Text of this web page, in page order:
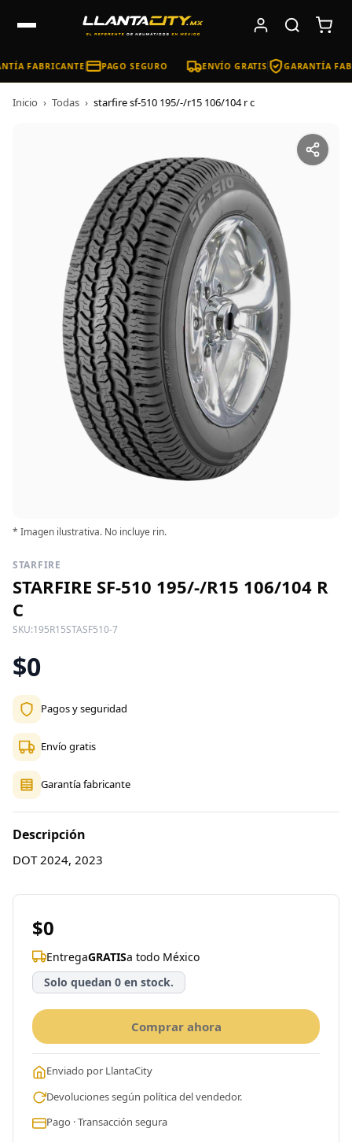
FABRICANTE PAGO SEGURO ENVÍO GRATIS GARANTÍA
Inicio › Todas › starfire sf-510 195/-/r15 106/104 r c
* Imagen ilustrativa. No incluye rin.
STARFIRE
STARFIRE SF-510 195/-/R15 106/104 R
C
SKU:195R15STASF510-7
$0
Pagos y seguridad
Envío gratis
Garantía fabricante
Descripción
DOT 2024, 2023
$0
EntregaGRATISa todo México
Solo quedan 0 en stock.
Comprar ahora
Enviado por LlantaCity
Devoluciones según política del vendedor.
Pago · Transacción segura